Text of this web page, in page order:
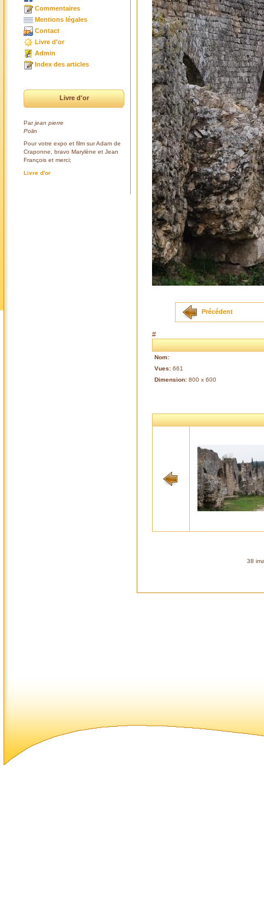
Commentaires
Mentions légales
Contact
Livre d'or
Admin
Index des articles
Livre d'or
Parjean pierre
Polin
Pour votre expo et film sur Adam de
Craponne, bravo Marylène et Jean
François et merci;
Livre d'or
Précédent
#
Nom:
Vues: 661
Dimension: 800 x 600
38